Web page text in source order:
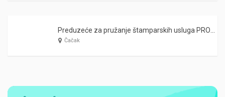
Preduzeće za pružanje štamparskih usluga PROFILPRES Čačak
Čačak